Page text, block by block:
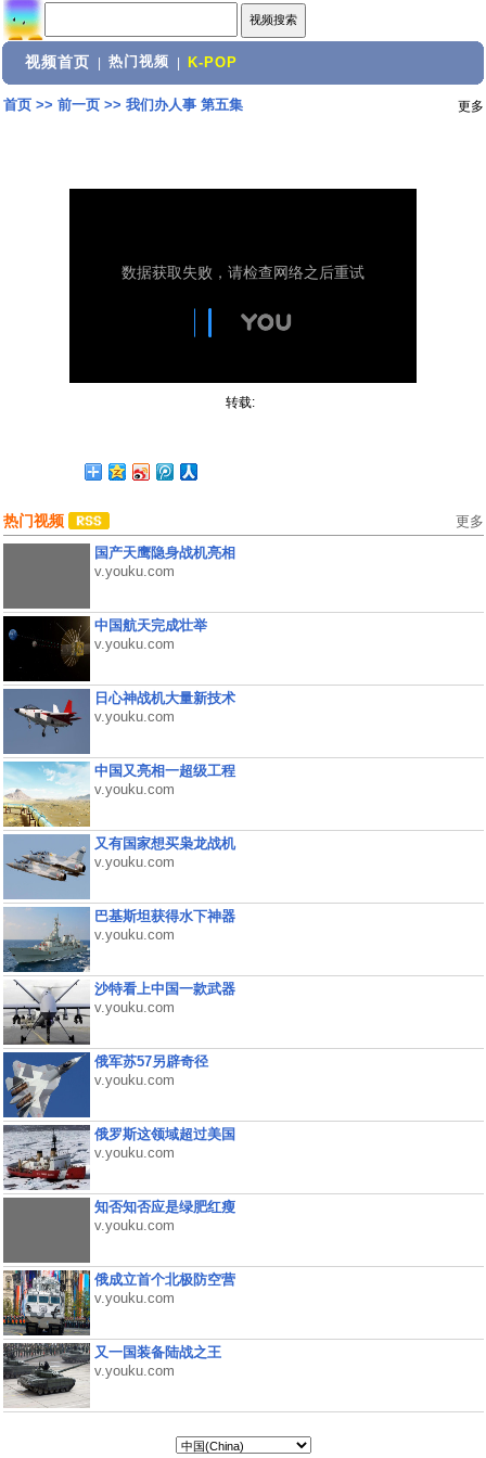
视频首页 热门视频 K-POP
首页>> 前一页>> 我们办人事 第五集 更多
转载:
热门视频 更多
国产天鹰隐身战机亮相
v.youku.com
中国航天完成壮举
v.youku.com
日心神战机大量新技术
v.youku.com
中国又亮相一超级工程
v.youku.com
又有国家想买枭龙战机
v.youku.com
巴基斯坦获得水下神器
v.youku.com
沙特看上中国一款武器
v.youku.com
俄军苏57另辟奇径
v.youku.com
俄罗斯这领域超过美国
v.youku.com
知否知否应是绿肥红瘦
v.youku.com
俄成立首个北极防空营
v.youku.com
又一国装备陆战之王
v.youku.com